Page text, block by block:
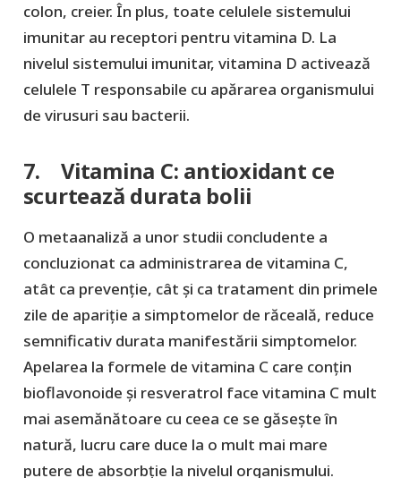
colon, creier. În plus, toate celulele sistemului
imunitar au receptori pentru vitamina D. La
nivelul sistemului imunitar, vitamina D activează
celulele T responsabile cu apărarea organismului
de virusuri sau bacterii.
7. Vitamina C: antioxidant ce
scurtează durata bolii
O metaanaliză a unor studii concludente a
concluzionat ca administrarea de vitamina C,
atât ca prevenție, cât și ca tratament din primele
zile de apariție a simptomelor de răceală, reduce
semnificativ durata manifestării simptomelor.
Apelarea la formele de vitamina C care conțin
bioflavonoide și resveratrol face vitamina C mult
mai asemănătoare cu ceea ce se găsește în
natură, lucru care duce la o mult mai mare
putere de absorbție la nivelul organismului.